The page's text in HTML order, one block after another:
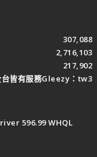
307,088
2,716,103
217,902
台皆有服務Gleezy：tw3
596.99 WHQL